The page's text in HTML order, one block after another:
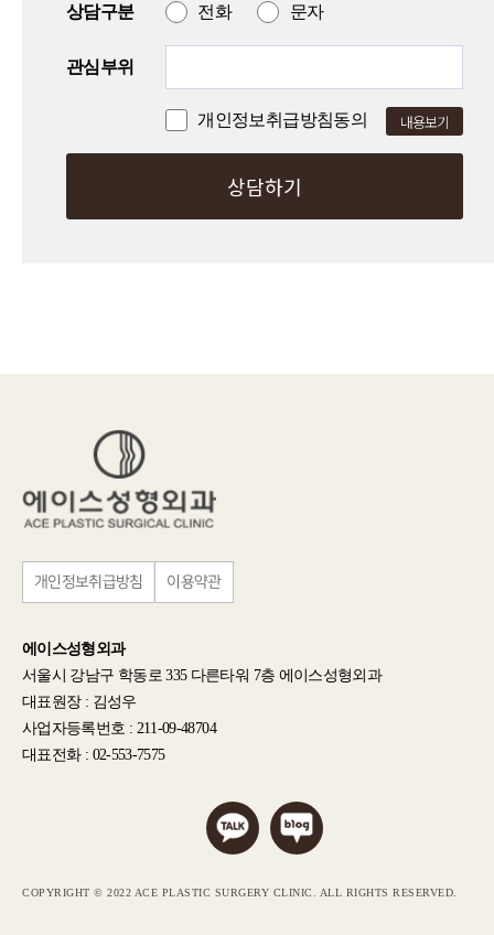
상담구분 전화 문자
관심부위
개인정보취급방침동의 내용보기
개인정보취급방침 이용약관
에이스성형외과
서울시 강남구 학동로 335 다른타워 7층 에이스성형외과
대표원장 : 김성우
사업자등록번호 : 211-09-48704
대표전화 : 02-553-7575
COPYRIGHT © 2022 ACE PLASTIC SURGERY CLINIC. ALL RIGHTS RESERVED.